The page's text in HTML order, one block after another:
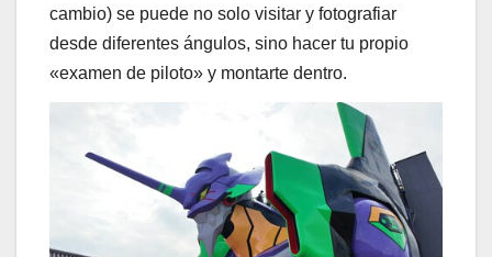
cambio) se puede no solo visitar y fotografiar
desde diferentes ángulos, sino hacer tu propio
«examen de piloto» y montarte dentro.